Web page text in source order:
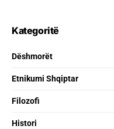
Kategoritë
Dëshmorët
Etnikumi Shqiptar
Filozofi
Histori